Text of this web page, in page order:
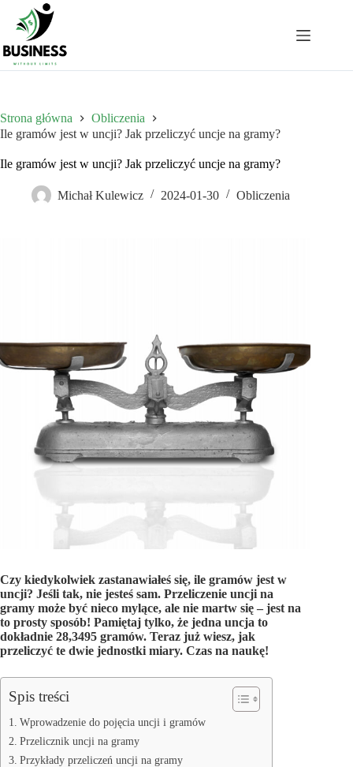
Przejdź
treści
Strona główna
Obliczenia
Ile gramów jest w uncji? Jak przeliczyć uncje na gramy?
Ile gramów jest w uncji? Jak przeliczyć uncje na gramy?
Michał Kulewicz 2024-01-30 Obliczenia
Czy kiedykolwiek zastanawiałeś się, ile gramów jest w
uncji? Jeśli tak, nie jesteś sam. Przeliczenie uncji na
gramy może być nieco mylące, ale nie martw się – jest na
to prosty sposób! Pamiętaj tylko, że jedna uncja to
dokładnie 28,3495 gramów. Teraz już wiesz, jak
przeliczyć te dwie jednostki miary. Czas na naukę!
Spis treści
Wprowadzenie do pojęcia uncji i gramów
Przelicznik uncji na gramy
Przykłady przeliczeń uncji na gramy